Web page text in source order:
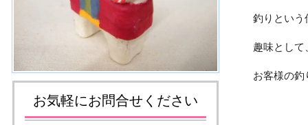
釣りという
趣味とし
お客様の
お気軽にお問合せください